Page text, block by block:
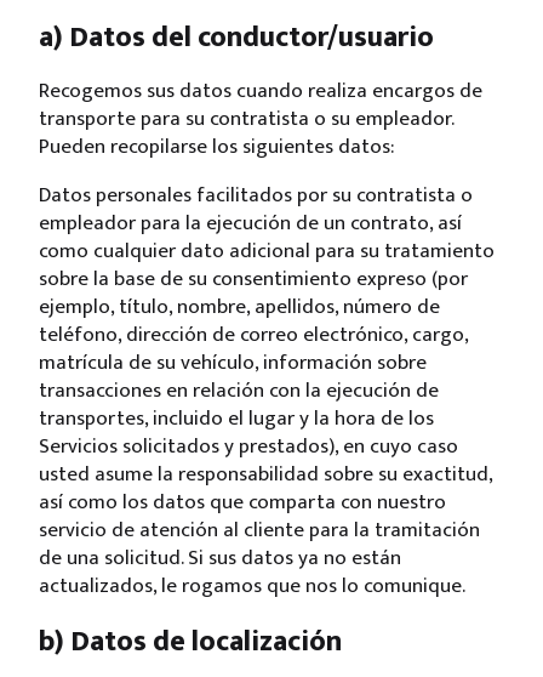
a) Datos del conductor/usuario
Recogemos sus datos cuando realiza encargos de
transporte para su contratista o su empleador.
Pueden recopilarse los siguientes datos:
Datos personales facilitados por su contratista o
empleador para la ejecución de un contrato, así
como cualquier dato adicional para su tratamiento
sobre la base de su consentimiento expreso (por
ejemplo, título, nombre, apellidos, número de
teléfono, dirección de correo electrónico, cargo,
matrícula de su vehículo, información sobre
transacciones en relación con la ejecución de
transportes, incluido el lugar y la hora de los
Servicios solicitados y prestados), en cuyo caso
usted asume la responsabilidad sobre su exactitud,
así como los datos que comparta con nuestro
servicio de atención al cliente para la tramitación
de una solicitud. Si sus datos ya no están
actualizados, le rogamos que nos lo comunique.
b) Datos de localización